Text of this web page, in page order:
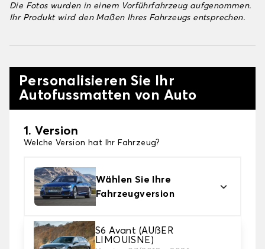
Die Fotos wurden in einem Vorführfahrzeug aufgenommen.
Ihr Produkt wird den Maßen Ihres Fahrzeugs entsprechen.
Personalisieren Sie Ihr
Autofussmatten von Auto
1. Version
Welche Version hat Ihr Fahrzeug?
Wählen Sie Ihre
Fahrzeugversion
S6 Avant (AUßER
LIMOUISNE)
2. Material